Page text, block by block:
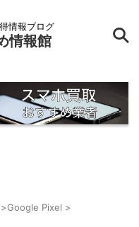
情報ブログ
情報館
>Google Pixel >